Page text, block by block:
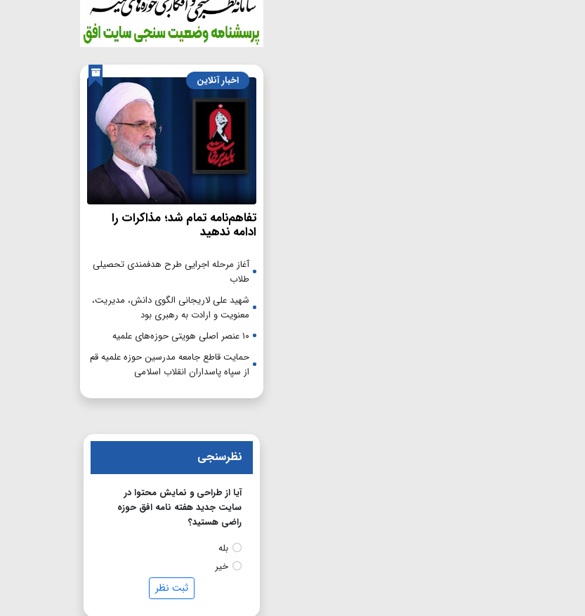
اخبار آنلاین
تفاهم‌نامه تمام شد؛ مذاکرات را
ادامه ندهید
آغاز مرحله اجرایی طرح هدفمندی تحصیلی
طلاب
شهید علی لاریجانی الگوی دانش، مدیریت،
معنویت و ارادت به رهبری بود
۱۰ عنصر اصلی هویتی حوزه‌های علمیه
حمایت قاطع جامعه مدرسین حوزه علمیه قم
از سپاه پاسداران انقلاب اسلامی
نظرسنجی
آیا از طراحی و نمایش محتوا در
سایت جدید هفته نامه افق حوزه
راضی هستید؟
بله
خیر
ثبت نظر